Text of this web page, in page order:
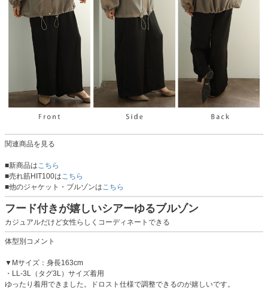
関連商品を見る
■新商品はこちら
■売れ筋HIT100はこちら
■他のジャケット・ブルゾンはこちら
フード付きが嬉しいシアーゆるブルゾン
カジュアルだけど女性らしくコーディネートできる
体型別コメント
▼Mサイズ：身長163cm
・LL-3L（タグ3L）サイズ着用
ゆったり着用できました。ドロスト仕様で調整できるのが嬉しいです。